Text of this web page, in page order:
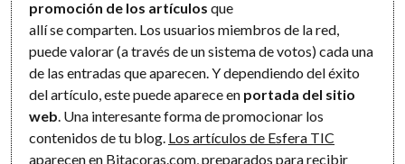
promoción de los artículos que
allí se comparten. Los usuarios miembros de la red,
puede valorar (a través de un sistema de votos) cada una
de las entradas que aparecen. Y dependiendo del éxito
del artículo, este puede aparece en portada del sitio
web . Una interesante forma de promocionar los
contenidos de tu blog. Los artículos de Esfera TIC
aparecen en Bitacoras.com , preparados para recibir